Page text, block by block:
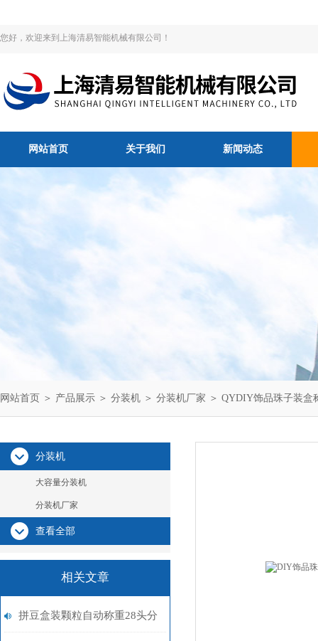
您好，欢迎来到上海清易智能机械有限公司！
网站首页 关于我们 新闻动态
网站首页 ＞ 产品展示 ＞ 分装机 ＞ 分装机厂家 ＞ QYDIY饰品珠子装盒
分装机
大容量分装机
分装机厂家
查看全部
相关文章
拼豆盒装颗粒自动称重28头分